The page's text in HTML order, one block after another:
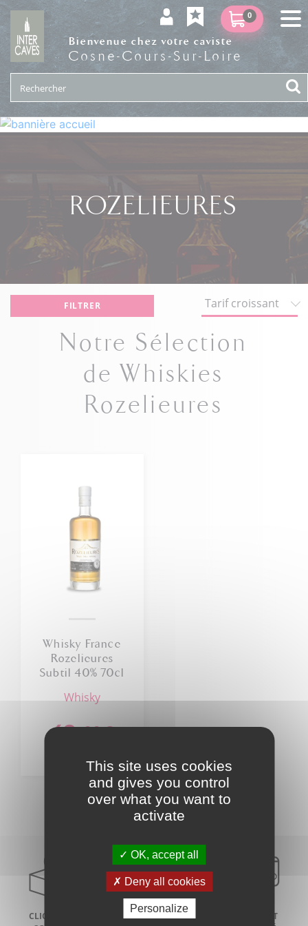
0
Bienvenue chez votre caviste
Cosne-Cours-Sur-Loire
ROZELIEURES
FILTRER
Notre Sélection
de Whiskies
Rozelieures
Whisky France
Rozelieures
Subtil 40% 70cl
whisky
49 ,00€
CLICK AND
LIVRAISON À
PAIEMENT
This site uses cookies
and gives you control
over what you want to
activate
OK, accept all
Deny all cookies
Personalize